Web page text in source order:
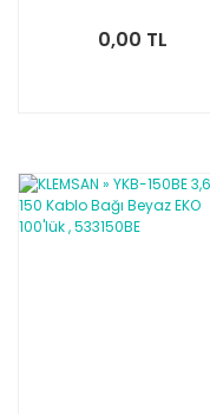
0,00 TL